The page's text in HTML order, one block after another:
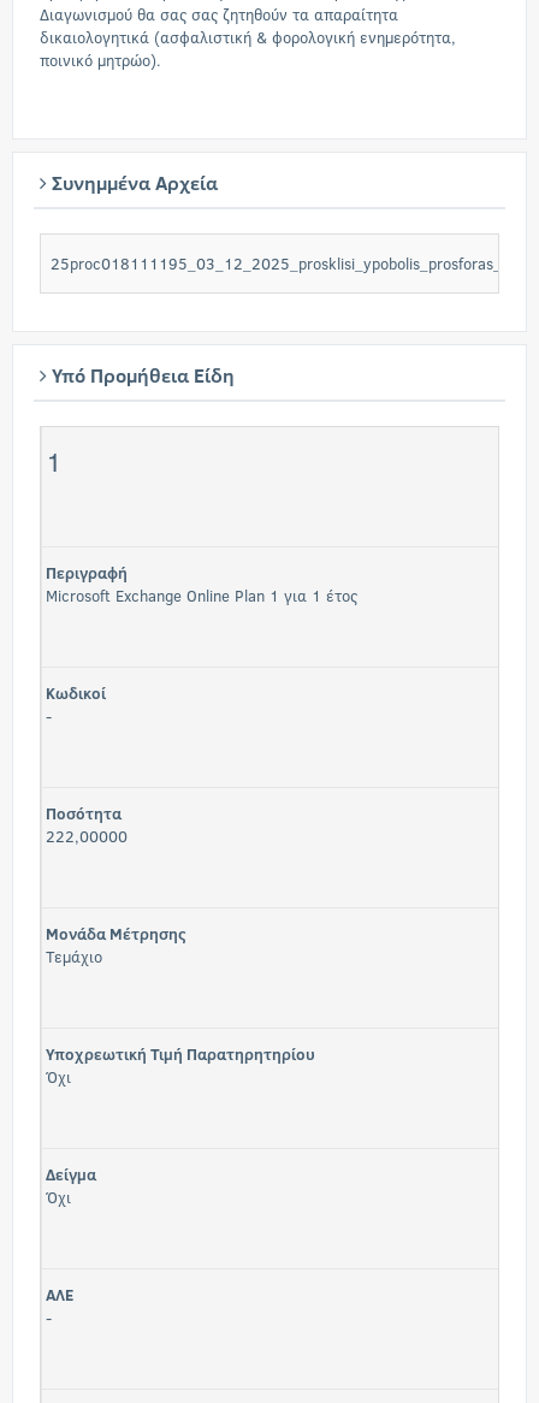
Διαγωνισμού θα σας σας ζητηθούν τα απαραίτητα
δικαιολογητικά (ασφαλιστική & φορολογική ενημερότητα,
ποινικό μητρώο).
Συνημμένα Αρχεία
Υπό Προμήθεια Είδη
1
Περιγραφή
Microsoft Exchange Online Plan 1 για 1 έτος
Κωδικοί
-
Ποσότητα
222,00000
Μονάδα Μέτρησης
Τεμάχιο
Υποχρεωτική Τιμή Παρατηρητηρίου
Όχι
Δείγμα
Όχι
ΑΛΕ
-